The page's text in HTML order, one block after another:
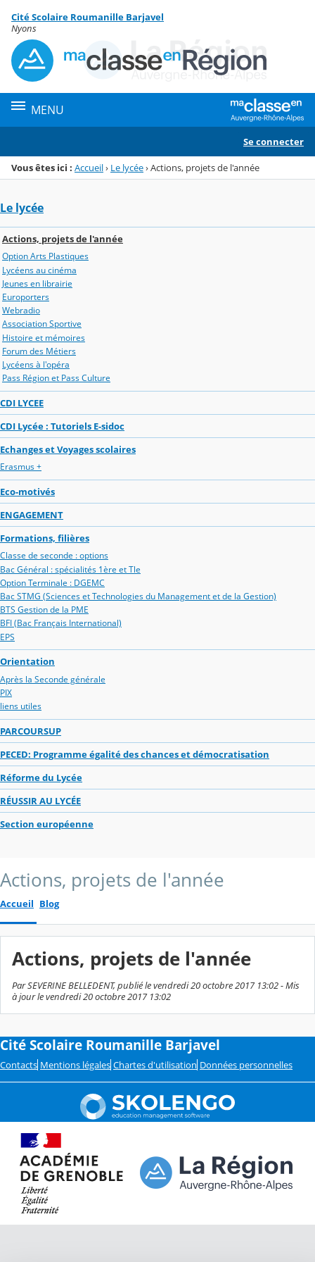
Menu de la rubrique
Contenu
Cité Scolaire Roumanille Barjavel
Nyons
MENU
Se connecter
Vous êtes ici : Accueil› Le lycée›Actions, projets de l'année
Le lycée
Actions, projets de l'année
Option Arts Plastiques
Lycéens au cinéma
Jeunes en librairie
Europorters
Webradio
Association Sportive
Histoire et mémoires
Forum des Métiers
Lycéens à l'opéra
Pass Région et Pass Culture
CDI LYCEE
CDI Lycée : Tutoriels E-sidoc
Echanges et Voyages scolaires
Erasmus +
Eco-motivés
ENGAGEMENT
Formations, filières
Classe de seconde : options
Bac Général : spécialités 1ère et Tle
Option Terminale : DGEMC
Bac STMG (Sciences et Technologies du Management et de la Gestion)
BTS Gestion de la PME
BFI (Bac Français International)
EPS
Orientation
Après la Seconde générale
PIX
liens utiles
PARCOURSUP
PECED: Programme égalité des chances et démocratisation
Réforme du Lycée
RÉUSSIR AU LYCÉE
Section européenne
Actions, projets de l'année
Accueil Blog
Actions, projets de l'année
Par SEVERINE BELLEDENT, publié le vendredi 20 octobre 2017 13:02 - Mis
à jour le vendredi 20 octobre 2017 13:02
Cité Scolaire Roumanille Barjavel
Contacts Mentions légales Chartes d'utilisation Données personnelles